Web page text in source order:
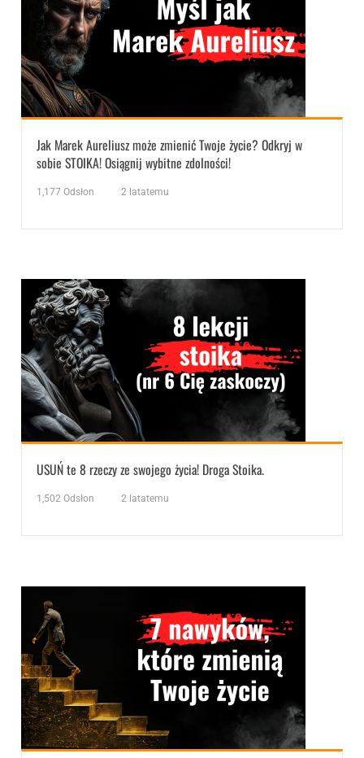
Jak Marek Aureliusz może zmienić Twoje życie? Odkryj w
sobie STOIKA! Osiągnij wybitne zdolności!
1,177 Odsłon 2 latatemu
USUŃ te 8 rzeczy ze swojego życia! Droga Stoika.
1,502 Odsłon 2 latatemu